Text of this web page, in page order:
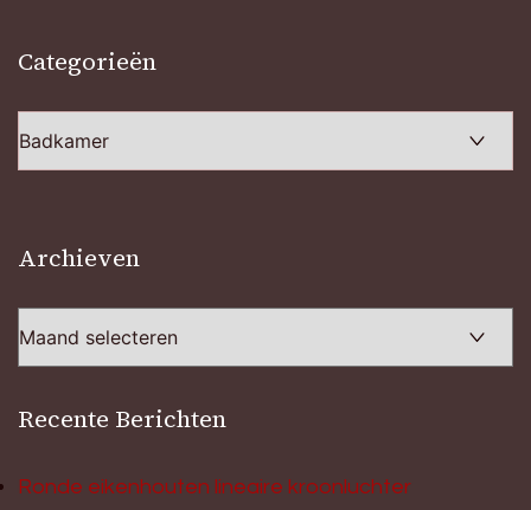
Categorieën
Archieven
Recente Berichten
Ronde eikenhouten lineaire kroonluchter